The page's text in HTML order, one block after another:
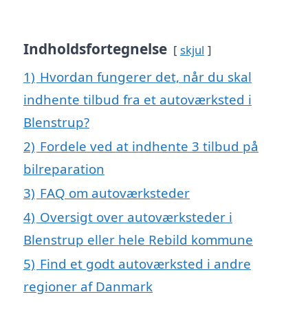
Indholdsfortegnelse skjul
1) Hvordan fungerer det, når du skal
indhente tilbud fra et autoværksted i
Blenstrup?
2) Fordele ved at indhente 3 tilbud på
bilreparation
3) FAQ om autoværksteder
4) Oversigt over autoværksteder i
Blenstrup eller hele Rebild kommune
5) Find et godt autoværksted i andre
regioner af Danmark